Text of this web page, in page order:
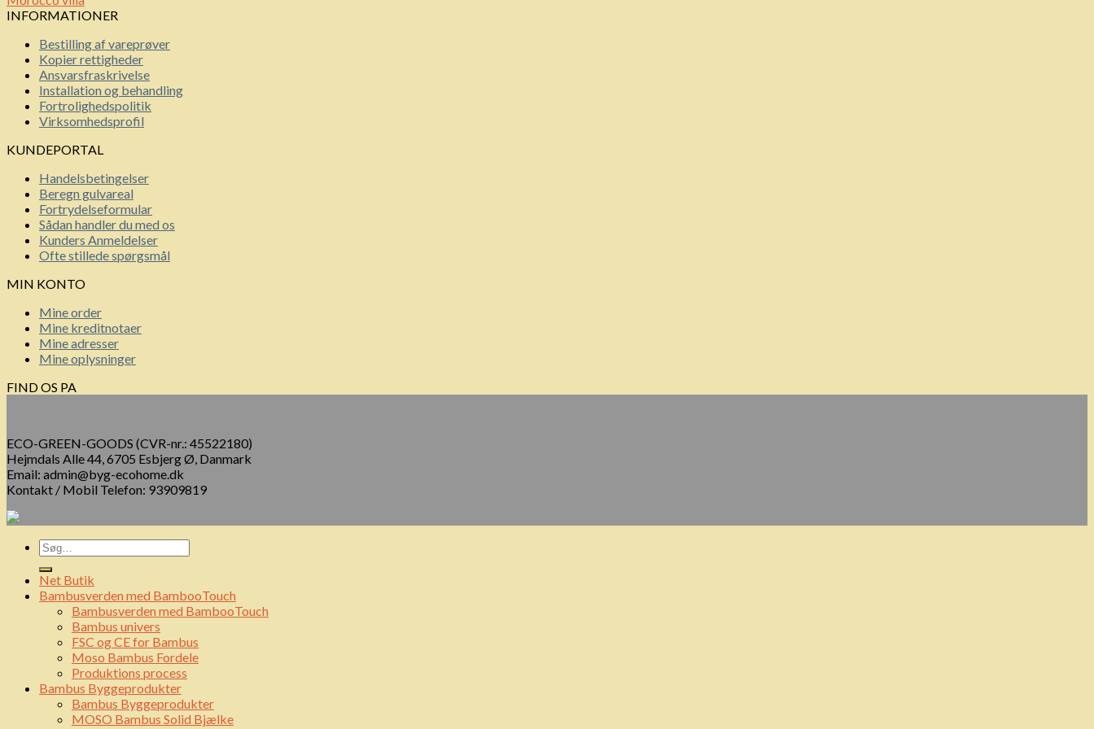
INFORMATIONER
Bestilling af vareprøver
Kopier rettigheder
Ansvarsfraskrivelse
Installation og behandling
Fortrolighedspolitik
Virksomhedsprofil
KUNDEPORTAL
Handelsbetingelser
Beregn gulvareal
Fortrydelseformular
Sådan handler du med os
Kunders Anmeldelser
Ofte stillede spørgsmål
MIN KONTO
Mine order
Mine kreditnotaer
Mine adresser
Mine oplysninger
FIND OS PA
ECO-GREEN-GOODS (CVR-nr.: 45522180)
Hejmdals Alle 44, 6705 Esbjerg Ø, Danmark
Email: admin@byg-ecohome.dk
Kontakt / Mobil Telefon: 93909819
Net Butik
Bambusverden med BambooTouch
Bambusverden med BambooTouch
Bambus univers
FSC og CE for Bambus
Moso Bambus Fordele
Produktions process
Bambus Byggeprodukter
Bambus Byggeprodukter
MOSO Bambus Solid Bjælke